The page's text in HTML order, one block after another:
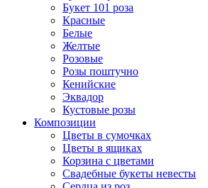
Букет 101 роза
Красные
Белые
Желтые
Розовые
Розы поштучно
Кенийские
Эквадор
Кустовые розы
Композиции
Цветы в сумочках
Цветы в ящиках
Корзина с цветами
Свадебные букеты невесты